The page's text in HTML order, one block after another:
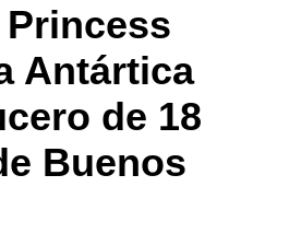
Antártica
de 18
Buenos